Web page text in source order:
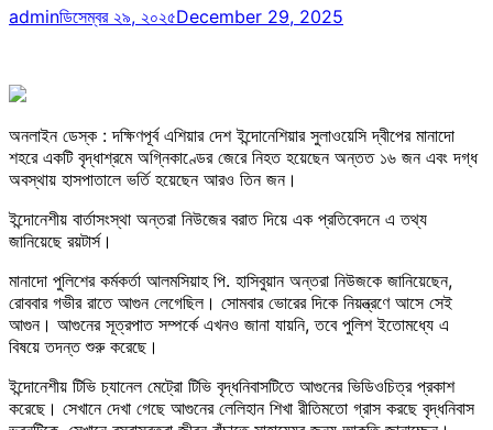
adminডিসেম্বর ২৯, ২০২৫December 29, 2025
অনলাইন ডেস্ক : দক্ষিণপূর্ব এশিয়ার দেশ ইন্দোনেশিয়ার সুলাওয়েসি দ্বীপের মানাদো
শহরে একটি বৃদ্ধাশ্রমে অগ্নিকাণ্ডের জেরে নিহত হয়েছেন অন্তত ১৬ জন এবং দগ্ধ
অবস্থায় হাসপাতালে ভর্তি হয়েছেন আরও তিন জন।
ইন্দোনেশীয় বার্তাসংস্থা অন্তরা নিউজের বরাত দিয়ে এক প্রতিবেদনে এ তথ্য
জানিয়েছে রয়টার্স।
মানাদো পুলিশের কর্মকর্তা আলমসিয়াহ পি. হাসিবুয়ান অন্তরা নিউজকে জানিয়েছেন,
রোববার গভীর রাতে আগুন লেগেছিল। সোমবার ভোরের দিকে নিয়ন্ত্রণে আসে সেই
আগুন। আগুনের সূত্রপাত সম্পর্কে এখনও জানা যায়নি, তবে পুলিশ ইতোমধ্যে এ
বিষয়ে তদন্ত শুরু করেছে।
ইন্দোনেশীয় টিভি চ্যানেল মেট্রো টিভি বৃদ্ধনিবাসটিতে আগুনের ভিডিওচিত্র প্রকাশ
করেছে। সেখানে দেখা গেছে আগুনের লেলিহান শিখা রীতিমতো গ্রাস করছে বৃদ্ধনিবাস